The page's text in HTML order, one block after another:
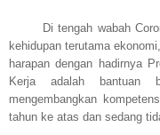
Di tengah wabah
kehidupan terutama
harapan dengan hadirnya
Kerja adalah bantuan
mengembangkan
tahun ke atas dan sedang